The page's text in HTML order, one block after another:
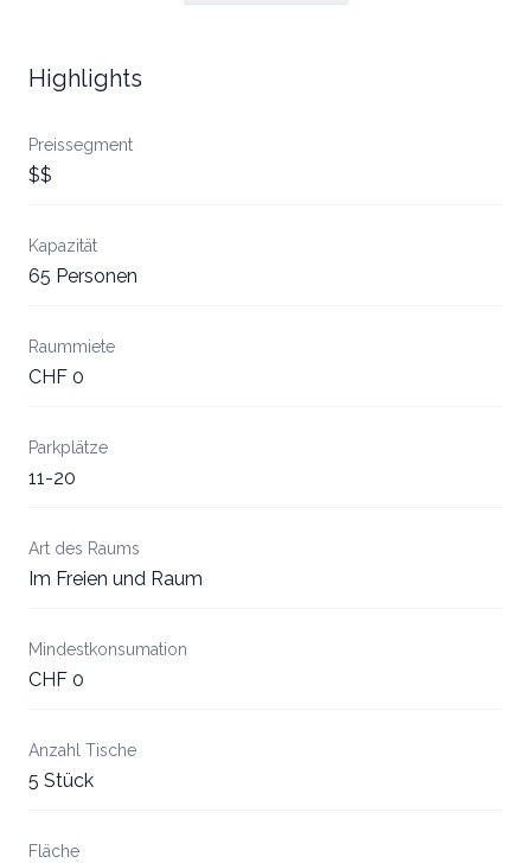
Highlights
Preissegment
$$
Kapazität
65 Personen
Raummiete
CHF 0
Parkplätze
11-20
Art des Raums
Im Freien und Raum
Mindestkonsumation
CHF 0
Anzahl Tische
5 Stück
Fläche